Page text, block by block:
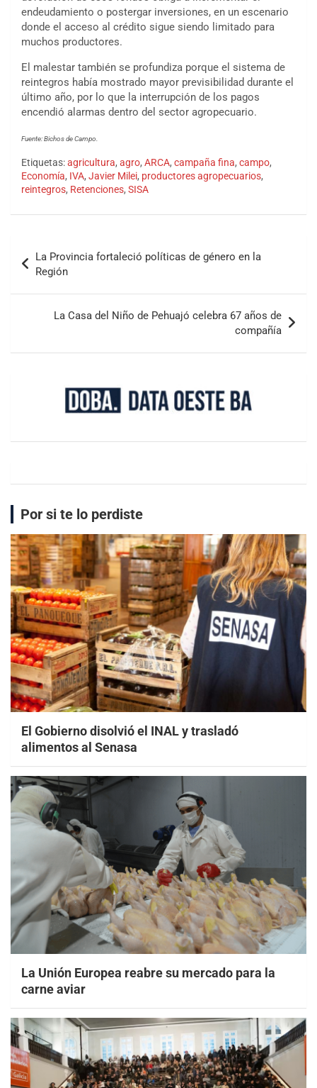
endeudamiento o postergar inversiones, en un escenario
donde el acceso al crédito sigue siendo limitado para
muchos productores.
El malestar también se profundiza porque el sistema de
reintegros había mostrado mayor previsibilidad durante el
último año, por lo que la interrupción de los pagos
encendió alarmas dentro del sector agropecuario.
Fuente: Bichos de Campo.
Etiquetas:agricultura, agro, ARCA, campaña fina, campo,
Economía, IVA, Javier Milei, productores agropecuarios,
reintegros, Retenciones, SISA
La Provincia fortaleció políticas de género en la
Región
La Casa del Niño de Pehuajó celebra 67 años de
compañía
Por si te lo perdiste
El Gobierno disolvió el INAL y trasladó
alimentos al Senasa
La Unión Europea reabre su mercado para la
carne aviar